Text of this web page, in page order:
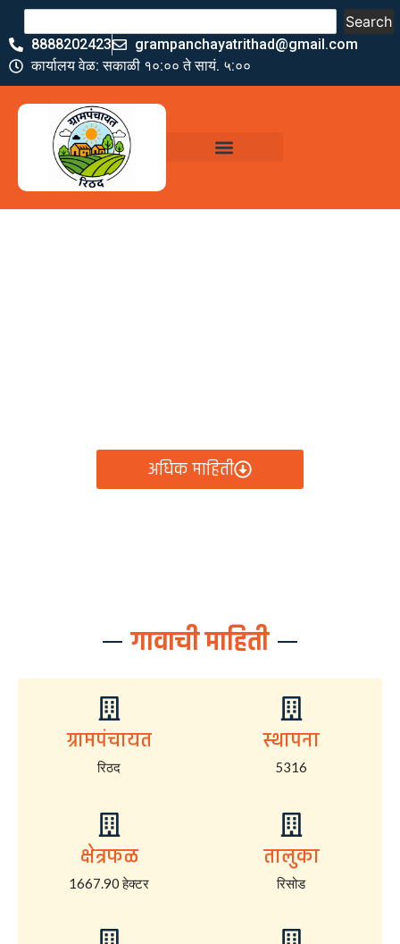
Search
8888202423
grampanchayatrithad@gmail.com
कार्यालय वेळ: सकाळी १०:०० ते सायं. ५:००
अधिक माहिती
गावाची माहिती
ग्रामपंचायत
रिठद
स्थापना
5316
क्षेत्रफळ
1667.90 हेक्टर
तालुका
रिसोड